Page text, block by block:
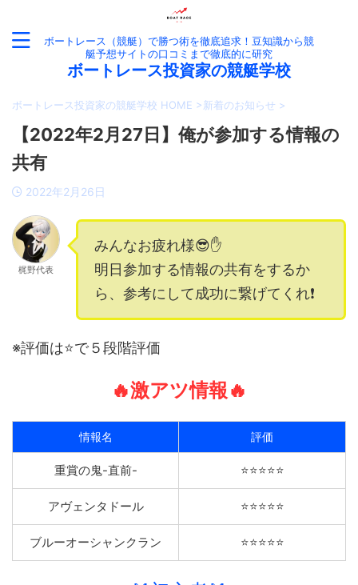
ボートレース（競艇）で勝つ術を徹底追求！豆知識から競
艇予想サイトの口コミまで徹底的に研究
ボートレース投資家の競艇学校
ボートレース投資家の競艇学校 HOME >新着のお知らせ >
【2022年2月27日】俺が参加する情報の
共有
2022年2月26日
梶野代表
みんなお疲れ様😎✋
明日参加する情報の共有をするか
ら、参考にして成功に繋げてくれ❗️
※評価は⭐️で５段階評価
🔥激アツ情報🔥
情報名 評価
重賞の鬼-直前- ⭐️⭐️⭐️⭐️⭐️
アヴェンタドール ⭐️⭐️⭐️⭐️⭐️
ブルーオーシャンクラン ⭐️⭐️⭐️⭐️⭐️